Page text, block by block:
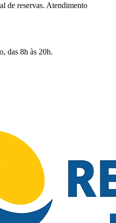
de reservas. Atendimento
das 8h às 20h.